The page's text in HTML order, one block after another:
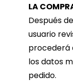
LA
Después
usuario
procederá
los datos
pedido.